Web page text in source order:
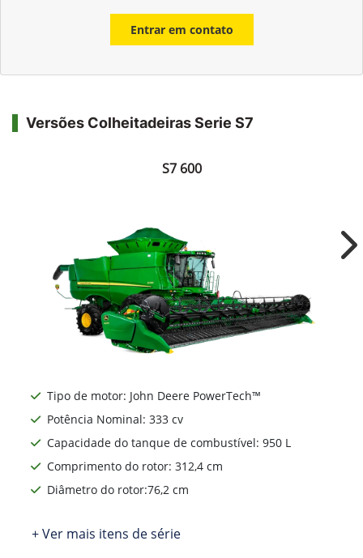
Entrar em contato
Versões Colheitadeiras Serie S7
S7 600
Tipo de motor: John Deere PowerTech™
Potência Nominal: 333 cv
Capacidade do tanque de combustível: 950 L
Comprimento do rotor: 312,4 cm
Diâmetro do rotor:76,2 cm
+ Ver mais itens de série